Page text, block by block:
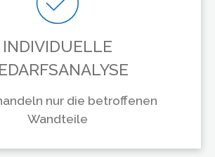
INDIVIDUELLE
nur die betroffenen
Wandteile